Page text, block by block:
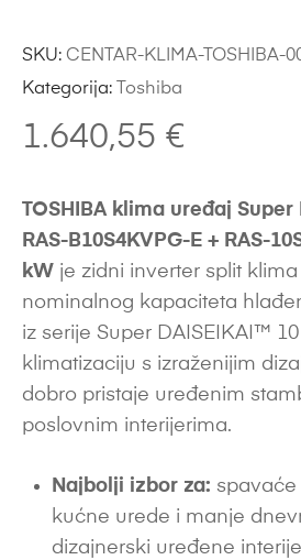
1.640,55 €
TOSHIBA klima uređaj Super
RAS-B10S4KVPG-E + RAS-
kW je zidni inverter split
nominalnog kapaciteta
iz serije Super DAISEIKAI™
klimatizaciju s izraženijim
dobro pristaje uređenim
poslovnim interijerima.
Najbolji izbor za: spavaće
kućne urede i manje
dizajnerski uređene
SKU: CENTAR-KLIMA-TOSHIBA-
Kategorija:
Toshiba